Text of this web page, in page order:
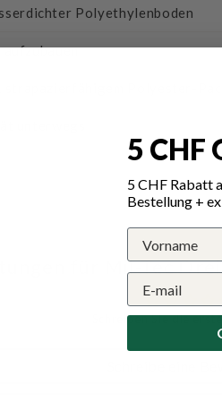
Polyethylenboden
Polyester-
unterwegs
für Mil-Tec
Schreiben Sie die
Schreibe eine
5 CHF
5 CHF Rabatt
Bestellung +